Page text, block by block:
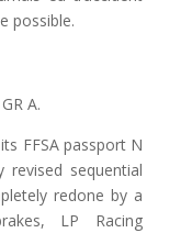
possible.
A.
FFSA passport N
sequential
redone by a
LP Racing